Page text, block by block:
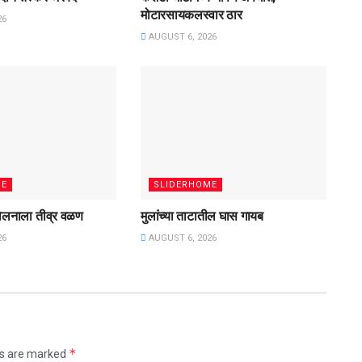
मोटारसायकलस्वार ठार
AUGUST 6, 2026
तीव्र वळण
SLIDERHOME
मुलांच्या ताटातील घास गायब
AUGUST 6, 2026
are marked *